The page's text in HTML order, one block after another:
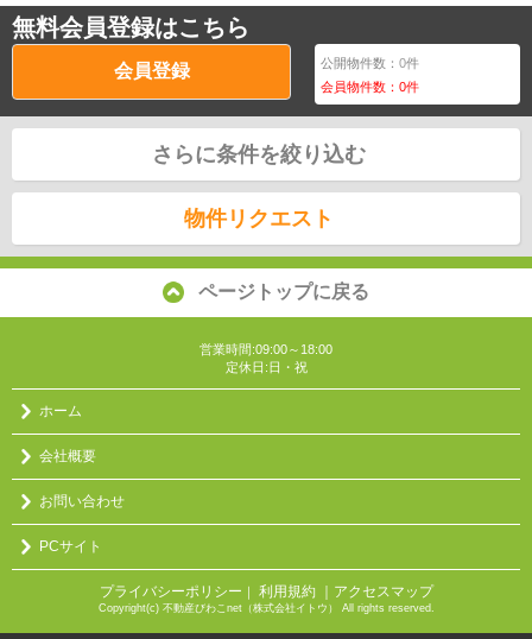
無料会員登録はこちら
会員登録 公開物件数：0件
会員物件数：0件
さらに条件を絞り込む
物件リクエスト
ページトップに戻る
営業時間:09:00～18:00
定休日:日・祝
ホーム
会社概要
お問い合わせ
PCサイト
プライバシーポリシー ｜ 利用規約 ｜アクセスマップ
Copyright(c) 不動産びわこnet（株式会社イトウ） All rights reserved.